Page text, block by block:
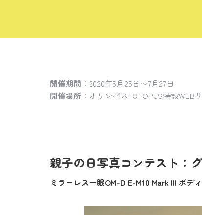
開催期間 ：2020年5月25日〜7月27日
開催場所 ：オリンパスFOTOPUS特設WEB
親子の日写真コンテスト：
ミラーレス一眼OM-D E-M10 Mark III ボデ